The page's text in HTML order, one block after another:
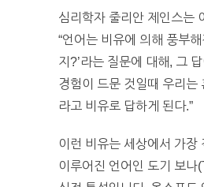
심리학자 줄리안 제인스는
“언어는 비유에 의해 풍부해
지?’라는 질문에 대해, 그
경험이 드문 것일때 우리는
라고 비유로 답하게 된다.”
이런 비유는 세상에서 가장
이루어진 언어인 도기 보나